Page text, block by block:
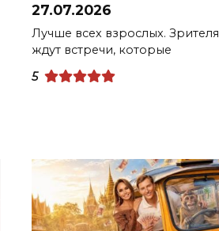
27.07.2026
Лучше всех взрослых. Зрителя
ждут встречи, которые
5